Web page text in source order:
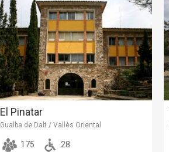
El Pinatar
Gualba de Dalt / Vallès Oriental
175 28